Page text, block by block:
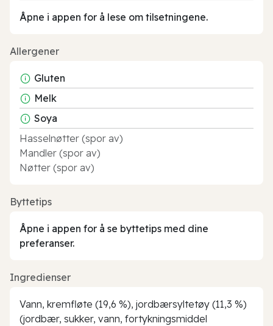
Åpne i appen for å lese om tilsetningene.
Allergener
Gluten
Melk
Soya
Hasselnøtter (spor av)
Mandler (spor av)
Nøtter (spor av)
Byttetips
Åpne i appen for å se byttetips med dine
preferanser.
Ingredienser
Vann, kremfløte (19,6 %), jordbærsyltetøy (11,3 %)
(jordbær, sukker, vann, fortykningsmiddel